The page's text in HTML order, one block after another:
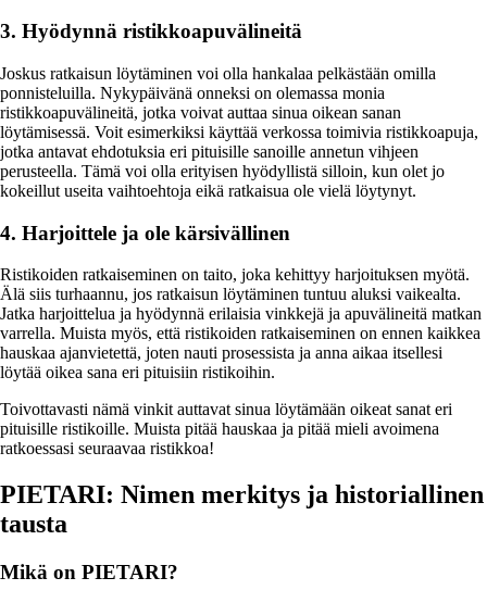
3. Hyödynnä ristikkoapuvälineitä
Joskus ratkaisun löytäminen voi olla hankalaa pelkästään omilla
ponnisteluilla. Nykypäivänä onneksi on olemassa monia
ristikkoapuvälineitä, jotka voivat auttaa sinua oikean sanan
löytämisessä. Voit esimerkiksi käyttää verkossa toimivia ristikkoapuja,
jotka antavat ehdotuksia eri pituisille sanoille annetun vihjeen
perusteella. Tämä voi olla erityisen hyödyllistä silloin, kun olet jo
kokeillut useita vaihtoehtoja eikä ratkaisua ole vielä löytynyt.
4. Harjoittele ja ole kärsivällinen
Ristikoiden ratkaiseminen on taito, joka kehittyy harjoituksen myötä.
Älä siis turhaannu, jos ratkaisun löytäminen tuntuu aluksi vaikealta.
Jatka harjoittelua ja hyödynnä erilaisia vinkkejä ja apuvälineitä matkan
varrella. Muista myös, että ristikoiden ratkaiseminen on ennen kaikkea
hauskaa ajanvietettä, joten nauti prosessista ja anna aikaa itsellesi
löytää oikea sana eri pituisiin ristikoihin.
Toivottavasti nämä vinkit auttavat sinua löytämään oikeat sanat eri
pituisille ristikoille. Muista pitää hauskaa ja pitää mieli avoimena
ratkoessasi seuraavaa ristikkoa!
PIETARI: Nimen merkitys ja historiallinen
tausta
Mikä on PIETARI?